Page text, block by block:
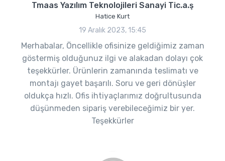
Tmaas Yazılım Teknolojileri Sanayi Tic.a.ş
Hatice Kurt
19 Aralık 2023, 15:45
Merhabalar, Öncellikle ofisinize geldiğimiz zaman
göstermiş olduğunuz ilgi ve alakadan dolayı çok
teşekkürler. Ürünlerin zamanında teslimatı ve
montajı gayet başarılı. Soru ve geri dönüşler
oldukça hızlı. Ofis ihtiyaçlarımız doğrultusunda
düşünmeden sipariş verebileceğimiz bir yer.
Teşekkürler